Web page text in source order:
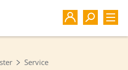
Service